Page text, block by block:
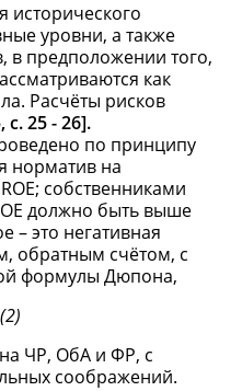
исторического
уровни, а также
в предположении того,
как
Расчёты рисков
c. 25 - 26].
по принципу
норматив на
собственниками
должно быть выше
– это негативная
обратным счётом, с
формулы Дюпона,
ЧР, ОбА и ФР, с
соображений.